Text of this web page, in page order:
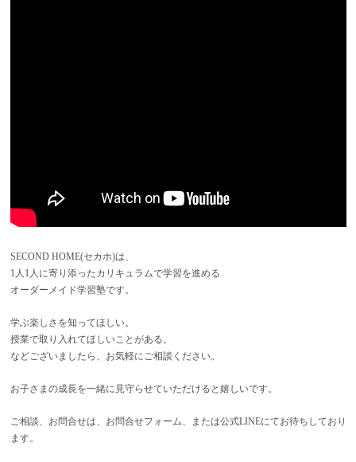
SECOND HOME(セカホ)は、
1人1人に寄り添ったカリキュラムで学習を進める
オーダーメイド学習塾です。
学ぶ楽しさを知ってほしい。
授業で取り入れてほしいことがある。
などございましたら、お気軽にご相談ください。
お子さまの成長を一緒に見守らせていただけると嬉しいです。
ご相談、お問合せは、お問合せフォーム、または公式LINEにてお待ちしており
ます。